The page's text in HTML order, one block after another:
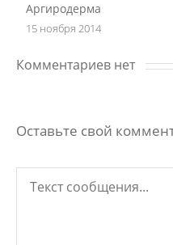
Аргиродерма
15 ноября 2014
Комментариев нет
Оставьте свой